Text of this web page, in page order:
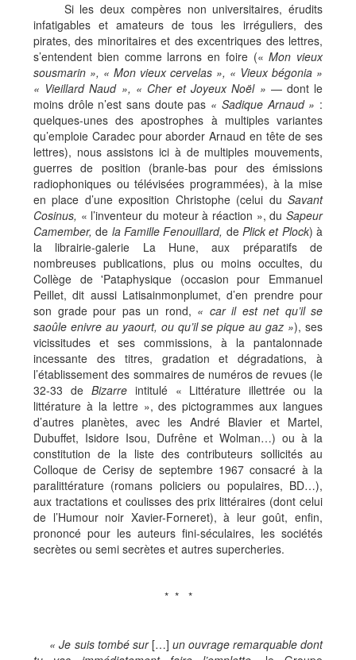
Si les deux compères non universitaires, érudits
infatigables et amateurs de tous les irréguliers, des
pirates, des minoritaires et des excentriques des lettres,
s’entendent bien comme larrons en foire (« Mon vieux
sousmarin », « Mon vieux cervelas », « Vieux bégonia »
« Vieillard Naud», « Cher et Joyeux Noël» — dont le
moins drôle n’est sans doute pas « Sadique Arnaud» :
quelques-unes des apostrophes à multiples variantes
qu’emploie Caradec pour aborder Arnaud en tête de ses
lettres), nous assistons ici à de multiples mouvements,
guerres de position (branle-bas pour des émissions
radiophoniques ou télévisées programmées), à la mise
en place d’une exposition Christophe (celui du Savant
Cosinus, « l’inventeur du moteur à réaction », du Sapeur
Camember,de la Famille Fenouillard, dePlick et Plock) à
la librairie-galerie La Hune, aux préparatifs de
nombreuses publications, plus ou moins occultes, du
Collège de 'Pataphysique (occasion pour Emmanuel
Peillet, dit aussi Latisainmonplumet, d’en prendre pour
son grade pour pas un rond, « car il est net qu’il se
saoûle enivre au yaourt, ou qu’il se pique au gaz »), ses
vicissitudes et ses commissions, à la pantalonnade
incessante des titres, gradation et dégradations, à
l’établissement des sommaires de numéros de revues (le
32-33 de Bizarreintitulé « Littérature illettrée ou la
littérature à la lettre », des pictogrammes aux langues
d’autres planètes, avec les André Blavier et Martel,
Dubuffet, Isidore Isou, Dufrêne et Wolman…) ou à la
constitution de la liste des contributeurs sollicités au
Colloque de Cerisy de septembre 1967 consacré à la
paralittérature (romans policiers ou populaires, BD…),
aux tractations et coulisses des prix littéraires (dont celui
de l’Humour noir Xavier-Forneret), à leur goût, enfin,
prononcé pour les auteurs fini-séculaires, les sociétés
secrètes ou semi secrètes et autres supercheries.
* * *
«Je suis tombé sur […] un ouvrage remarquable dont